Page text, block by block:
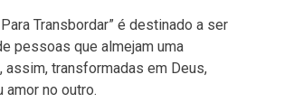
Transbordar” é destinado a ser
pessoas que almejam uma
assim, transformadas em Deus,
amor no outro.